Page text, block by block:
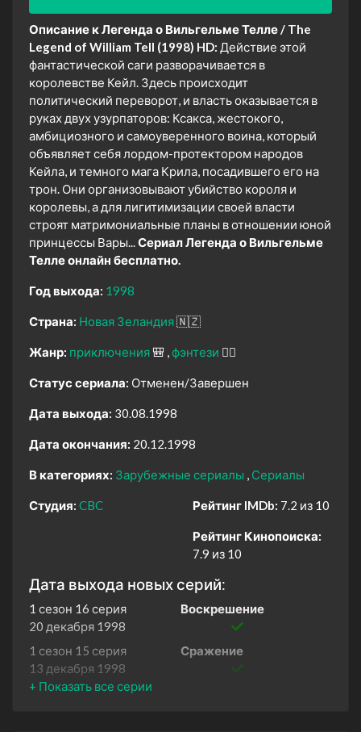
Описание к Легенда о Вильгельме Телле / The
Legend of William Tell (1998) HD: Действие этой
фантастической саги разворачивается в
королевстве Кейл. Здесь происходит
политический переворот, и власть оказывается в
руках двух узурпаторов: Ксакса, жестокого,
амбициозного и самоуверенного воина, который
объявляет себя лордом-протектором народов
Кейла, и темного мага Крила, посадившего его на
трон. Они организовывают убийство короля и
королевы, а для лигитимизации своей власти
строят матримониальные планы в отношении юной
принцессы Вары...Сериал Легенда о Вильгельме
Телле онлайн бесплатно.
Год выхода: 1998
Страна: Новая Зеландия🇳🇿
Жанр: приключения 🎒 фэнтези 🧝‍♂️
Статус сериала: Отменен/Завершен
Дата выхода: 30.08.1998
Дата окончания: 20.12.1998
В категориях: Зарубежные сериалы Сериалы
Студия: CBC Рейтинг IMDb: 7.2 из 10
Рейтинг Кинопоиска:
7.9 из 10
Дата выхода новых серий:
1 сезон 16 серия
Воскрешение
20 декабря 1998
1 сезон 15 серия
Сражение
13 декабря 1998
1 сезон 14 серия